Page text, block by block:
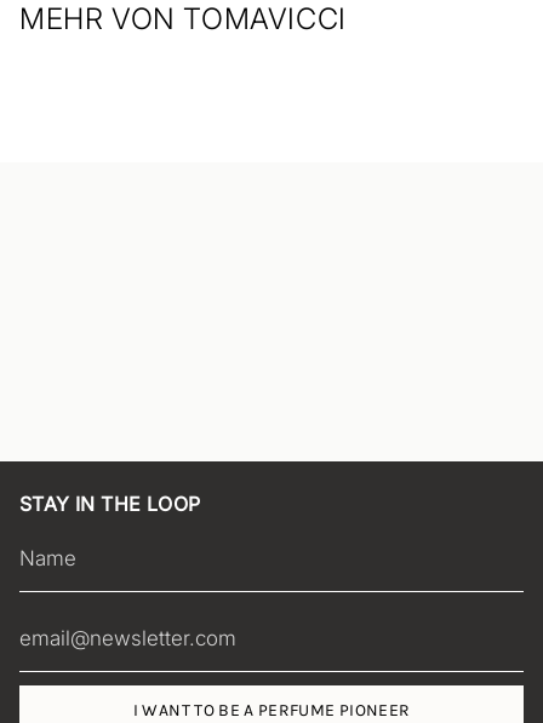
MEHR VON TOMAVICCI
STAY IN THE LOOP
I WANT TO BE A PERFUME PIONEER